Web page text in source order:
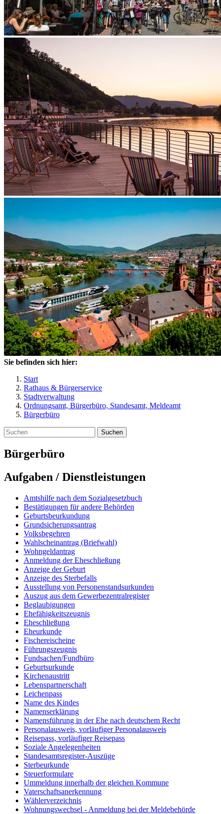
Sie befinden sich hier:
Start
Rathaus & Bürgerservice
Stadtverwaltung
Ordnungsamt, Bürgerbüro, Standesamt, Meldeamt
Bürgerbüro
Suchen
Bürgerbüro
Aufgaben / Dienstleistungen
Amtshilfe nach dem Sozialgesetzbuch
Bestätigungen für andere Behörden
Geburtsbeurkundung
Grundsicherungsantrag
Volksbegehren
Wahlscheinantrag (Briefwahl)
Wohngeldantrag
Anmeldung der Eheschließung
Anzeige der Geburt
Anzeige des Sterbefalls
Ausstellung von Personenstandsurkunden
Auszug aus dem Gewerbezentralregister
Beglaubigungen
Ehefähigkeitszeugnis
Eheschließung
Eheurkunde
Fischereischeine
Führungszeugnis
Fundsachen/Fundbüro
Geburtsurkunde
Kirchenaustritt
Lebenspartnerschaft
Leichenpass
Name des Kindes
Namenserklärung
Namensführung in der Ehe nach deutschem Recht
Personalausweis, vorläufiger Personalausweis
Reisepass, vorläufiger Reisepass
Soziale Angelegenheiten
Standesamtsregister-Auszüge
Sterbeurkunde
Steuerformulare
Ummeldung innerhalb der gleichen Kommune
Vaterschaftsanerkennung
Wählerverzeichnis
Wohnungswechsel - Anmeldung bei der Meldebehörde